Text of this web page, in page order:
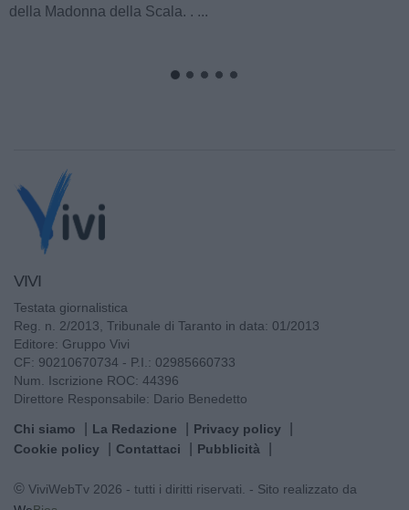
scoperta della "Chiesa...
VIVI
Testata giornalistica
Reg. n. 2/2013, Tribunale di Taranto in data: 01/2013
Editore: Gruppo Vivi
CF: 90210670734 - P.I.: 02985660733
Num. Iscrizione ROC: 44396
Direttore Responsabile: Dario Benedetto
Chi siamo La Redazione
Privacy policy
Cookie policy
Contattaci Pubblicità
© ViviWebTv 2026 - tutti i diritti riservati. - Sito realizzato da